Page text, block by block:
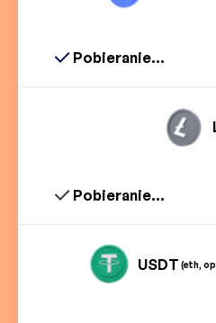
Pobieranie...
Pobieranie...
USDT (eth,